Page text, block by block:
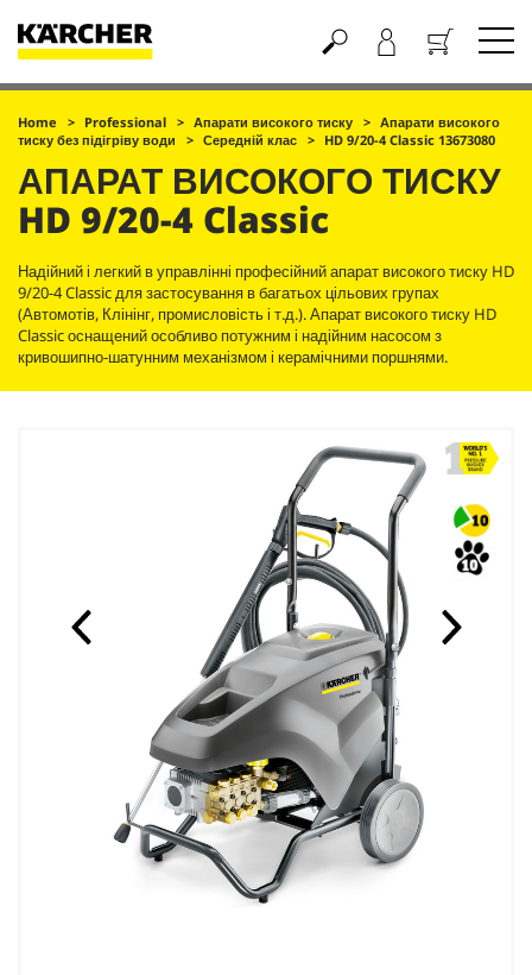
Кошик
Home Professional Апарати високого тиску
Апарати високого
тиску без підігріву води
Середній клас HD 9/20-4 Classic 13673080
АПАРАТ ВИСОКОГО ТИСКУ
HD 9/20-4 Classic
Надійний і легкий в управлінні професійний апарат високого тиску HD
9/20-4 Classic для застосування в багатьох цільових групах
(Автомотів, Клінінг, промисловість і т.д.). Апарат високого тиску HD
Classic оснащений особливо потужним і надійним насосом з
кривошипно-шатунним механізмом і керамічними поршнями.